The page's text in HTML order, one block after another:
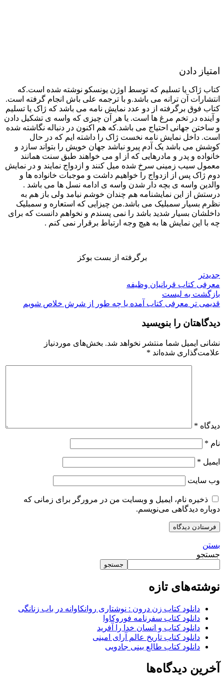
امتیاز دادن
کتاب ژاک یا تسلیم که توسط اوژن یونسکو نوشته شده است.که
انتشارات آن ترانه می باشد.و با ترجمه علی باش انجام گرفته است.
کتاب فوق برگرفته از دو عدد نمایش نامه می باشد که ژاک یا تسلیم
و آینده در تخم مرغ ها است. یا هر آن چیزی که واسه ی تشکیل دادن
و ساختن جهانی احتیاج می باشد.که هم اکنون در دنباله نگاشته شده
است. داخل نمایش نامه نخست ژاک را داشته ایم که در حال
کوشش می باشد یک آدم پیرو نباشد جهان خویش را بتواند سازد و
خانواده و پدر و مادرهایی که از او می خواهند طبق سنت همانند
معمول سیب زمینی سرخ شده میل کنند و ازدواج نمایند و در نمایش
دوم ژاک پس از ازدواج را خواهیم داشت و موجبات خانواده ها و
والدین واسه ی بچه دار شدن واسه ی ادامه نسل ها می باشد .
درستش از این نمایشنامه هم چندان خوشم نیامد ولی باز هم به
نظرم بسیار سمبلیک می باشد.من چیزایی که استعاره و سمبلیک
داخلشان بسیار شدید باشد را نمی پسندم و نخواهم دانست که برای
چه با این نمایش ها به هیچ وجه ارتباط برقرار نمی کنم .
برگرفته از بست بوکز
جدیدتر
معرفی کتاب قربانیان وظیفه
بازگشت به لیست
قدیمی تر معرفی کتاب آمده یا چه طور از شرش خلاص شویم
دیدگاهتان را بنویسید
نشانی ایمیل شما منتشر نخواهد شد. بخش‌های موردنیاز
علامت‌گذاری شده‌اند *
دیدگاه *
نام *
ایمیل *
وب‌ سایت
ذخیره نام، ایمیل و وبسایت من در مرورگر برای زمانی که
دوباره دیدگاهی می‌نویسم.
بستن
جستجو
جستجو
نوشته‌های تازه
دانلود کتاب زن درون : نوشتاری روانکاوانه در باب زنانگی
دانلود کتاب سفرنامه فوروکاوا
دانلود کتاب و انسان خدا را آفرید
دانلود کتاب تاریخ عالم آرای امینی
دانلود کتاب طالع بینی جادویی
آخرین دیدگاه‌ها